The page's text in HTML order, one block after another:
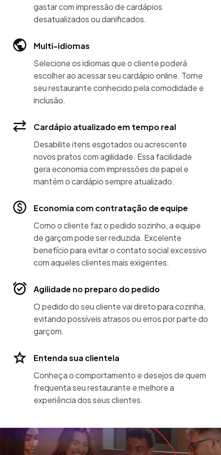
gastar com impressão de cardápios
desatualizados ou danificados.
Multi-idiomas
Selecione os idiomas que o cliente poderá
escolher ao acessar seu cardápio online. Torne
seu restaurante conhecido pela comodidade e
inclusão.
Cardápio atualizado em tempo real
Desabilite itens esgotados ou acrescente
novos pratos com agilidade. Essa facilidade
gera economia com impressões de papel e
mantém o cardápio sempre atualizado.
Economia com contratação de equipe
Como o cliente faz o pedido sozinho, a equipe
de garçom pode ser reduzida. Excelente
benefício para evitar o contato social excessivo
com aqueles clientes mais exigentes.
Agilidade no preparo do pedido
O pedido do seu cliente vai direto para cozinha,
evitando possíveis atrasos ou erros por parte do
garçom.
Entenda sua clientela
Conheça o comportamento e desejos de quem
frequenta seu restaurante e melhore a
experiência dos seus clientes.